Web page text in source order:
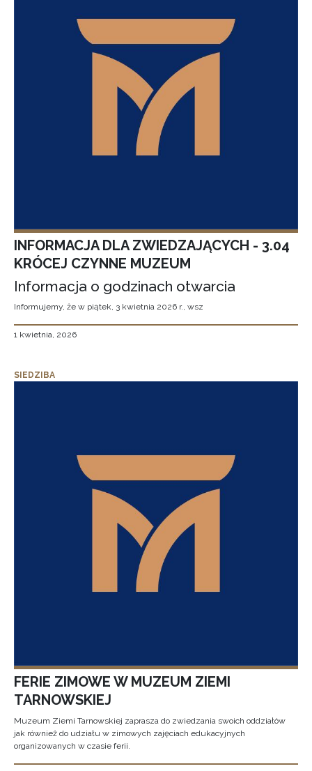
INFORMACJA DLA ZWIEDZAJĄCYCH - 3.04
KRÓCEJ CZYNNE MUZEUM
Informacja o godzinach otwarcia
Informujemy, że w piątek, 3 kwietnia 2026 r., wsz
1 kwietnia, 2026
SIEDZIBA
FERIE ZIMOWE W MUZEUM ZIEMI
TARNOWSKIEJ
Muzeum Ziemi Tarnowskiej zaprasza do zwiedzania swoich oddziałów
jak również do udziału w zimowych zajęciach edukacyjnych
organizowanych w czasie ferii.